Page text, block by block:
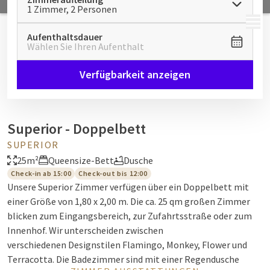
MENÜ
1 Zimmer, 2 Personen
Aufenthaltsdauer
Wählen Sie Ihren Aufenthalt
Verfügbarkeit anzeigen
Superior - Doppelbett
SUPERIOR
25m²
Queensize-Bett Dusche
Check-in ab 15:00 Check-out bis 12:00
Unsere Superior Zimmer verfügen über ein Doppelbett mit
einer Größe von 1,80 x 2,00 m. Die ca. 25 qm großen Zimmer
blicken zum Eingangsbereich, zur Zufahrtsstraße oder zum
Innenhof. Wir unterscheiden zwischen
verschiedenen Designstilen Flamingo, Monkey, Flower und
Terracotta. Die Badezimmer sind mit einer Regendusche